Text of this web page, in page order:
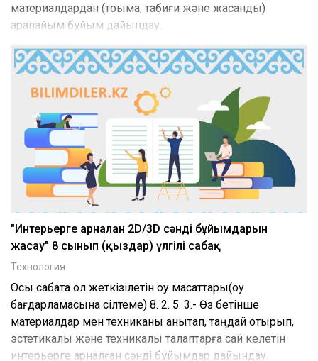
материалдардан (тоқыма, табиғи және жасанды)
қарапайым бұйым дайындау.
"Интерьерге арналған 2D/3D сәнді бұйымдарын
жасау" 8 сынып (қыздар) үлгілі сабақ
Технология
Осы сабақта қол жеткізілетін оқу мақсаттары(оқу
бағдарламасына сілтеме) 8. 2. 5. 3.- Өз бетінше
материалдар мен техниканы анықтап, таңдай отырып,
эстетикалық және техникалық талаптарға сай келетін
интерьерге арналған сәнді бұйымдар дайындау.